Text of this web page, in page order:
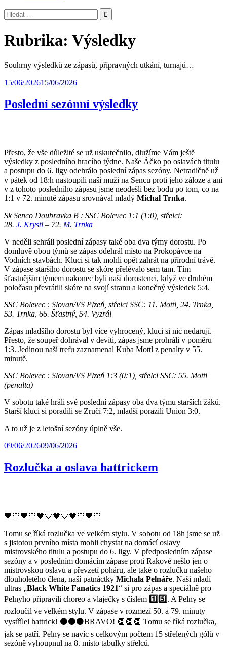
Vyhledávání
Rubrika: Výsledky
Souhrny výsledků ze zápasů, přípravných utkání, turnajů…
15/06/202615/06/2026
Poslední sezónní výsledky
Přesto, že vše důležité se už uskutečnilo, dlužíme Vám ještě
výsledky z posledního hracího týdne. Naše Áčko po oslavách titulu
a postupu do 6. ligy odehrálo poslední zápas sezóny. Netradičně už
v pátek od 18:h nastoupili naši muži na Sencu proti jeho záloze a ani
v z tohoto posledního zápasu jsme neodešli bez bodu po tom, co na
1:1 v 72. minutě zápasu srovnával mladý Michal Trnka.
Sk Senco Doubravka B : SSC Bolevec 1:1 (1:0), střelci:
28. J. Krystl – 72. M. Trnka
V neděli sehráli poslední zápasy také oba dva týmy dorostu. Po
domluvě obou týmů se zápas odehrál místo na Prokopávce na
Vodních stavbách. Kluci si tak mohli opět zahrát na přírodní trávě.
V zápase staršího dorostu se skóre přelévalo sem tam. Tím
šťastnějším týmem nakonec byli naši dorostenci, když ve druhém
poločasu převrátili skóre na svojí stranu a konečný výsledek 5:4.
SSC Bolevec : Slovan/VS Plzeň, střelci SSC: 11. Mottl, 24. Trnka,
53. Trnka, 66. Šťastný, 54. Vyzrál
Zápas mladšího dorostu byl více vyhrocený, kluci si nic nedarují.
Přesto, že soupeř dohrával v devíti, zápas jsme prohráli v poměru
1:3. Jedinou naší trefu zaznamenal Kuba Mottl z penalty v 55.
minutě.
SSC Bolevec : Slovan/VS Plzeň 1:3 (0:1), střelci SSC: 55. Mottl
(penalta)
V sobotu také hráli své poslední zápasy oba dva týmu starších žáků.
Starší kluci si poradili se Zručí 7:2, mladší porazili Union 3:0.
A to už je z letošní sezóny úplně vše.
09/06/202609/06/2026
Rozlučka a oslava hattrickem
🖤🤍🖤🤍🖤🤍🖤🤍🖤🤍🖤🤍
Tomu se říká rozlučka ve velkém stylu. V sobotu od 18h jsme se už
s jistotou prvního místa mohli chystat na domácí oslavy
mistrovského titulu a postupu do 6. ligy. V předposledním zápase
sezóny a v posledním domácím zápase proti Rakové nešlo jen o
mistrovskou oslavu a převzetí poháru, ale také o rozlučku našeho
dlouholetého člena, naší patnáctky Michala Pelnáře. Naši mladí
ultras „Black White Fanatics 1921“ si pro zápas a speciálně pro
Pelnyho připravili choreo a vlaječky s číslem 1️⃣5️⃣ . A Pelny se
rozloučil ve velkém stylu. V zápase v rozmezí 50. a 79. minuty
vystřílel hattrick! ⚫⚫⚫BRAVO! 👏👏👏 Tomu se říká rozlučka,
jak se patří. Pelny se navíc s celkovým počtem 15 střelených gólů v
sezóně vyhoupnul na 8. místo tabulky střelců.